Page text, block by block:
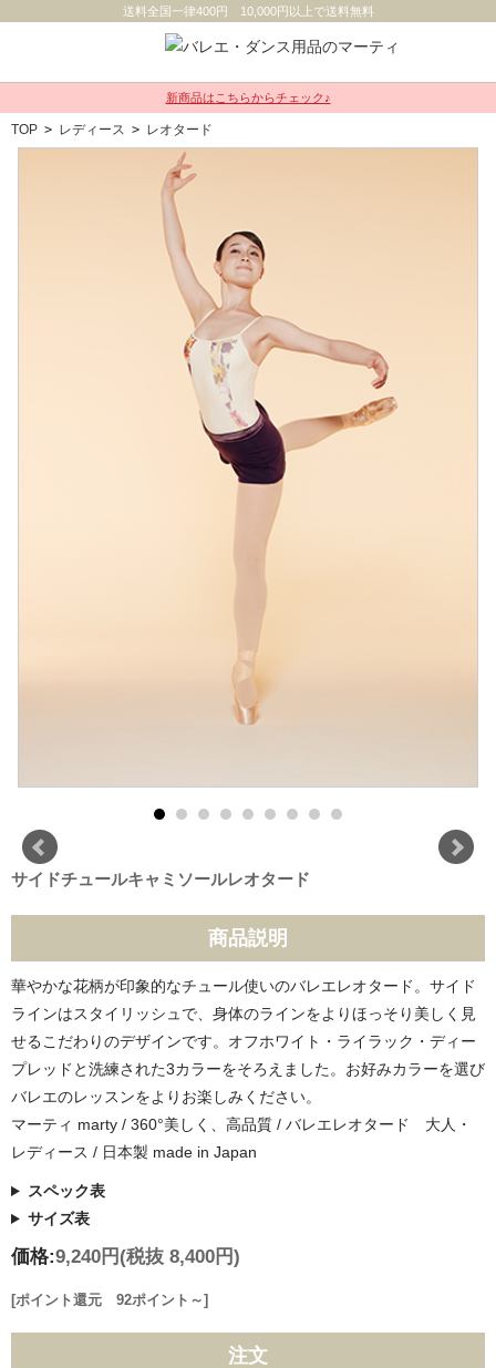
送料全国一律400円 10,000円以上で送料無料
新商品はこちらからチェック♪
TOP > レディース > レオタード
サイドチュールキャミソールレオタード
商品説明
華やかな花柄が印象的なチュール使いのバレエレオタード。サイド
ラインはスタイリッシュで、身体のラインをよりほっそり美しく見
せるこだわりのデザインです。オフホワイト・ライラック・ディー
プレッドと洗練された3カラーをそろえました。お好みカラーを選び
バレエのレッスンをよりお楽しみください。
マーティ marty / 360°美しく、高品質 / バレエレオタード 大人・
レディース / 日本製 made in Japan
スペック表
サイズ表
価格:9,240円 (税抜 8,400円)
[ポイント還元 92ポイント～]
注文